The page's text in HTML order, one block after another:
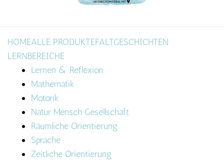
HOMEALLE PRODUKTEFALTGESCHICHTEN
LERNBEREICHE
Lernen & Reflexion
Mathematik
Motorik
Natur Mensch Gesellschaft
Räumliche Orientierung
Sprache
Zeitliche Orientierung